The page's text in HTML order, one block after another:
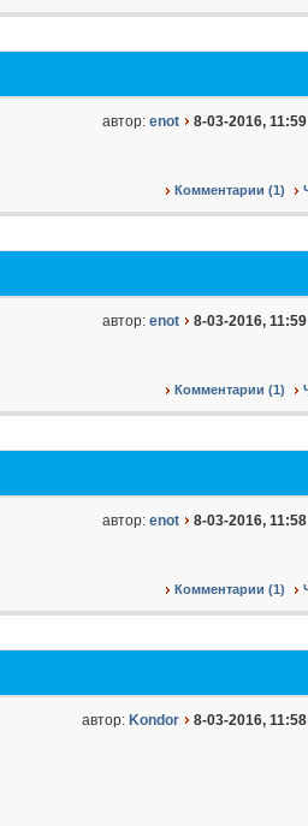
автор: enot 8-03-2016, 11:59
Комментарии (1)
автор: enot 8-03-2016, 11:59
Комментарии (1)
автор: enot 8-03-2016, 11:58
Комментарии (1)
автор: Kondor 8-03-2016, 11:58